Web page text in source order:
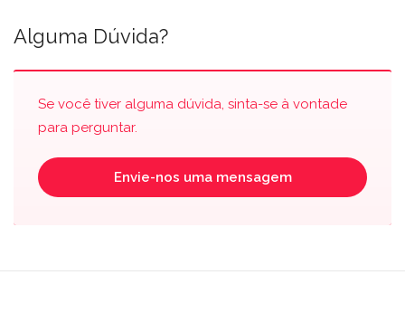
Alguma Dúvida?
Se você tiver alguma dúvida, sinta-se à vontade
para perguntar.
Envie-nos uma mensagem